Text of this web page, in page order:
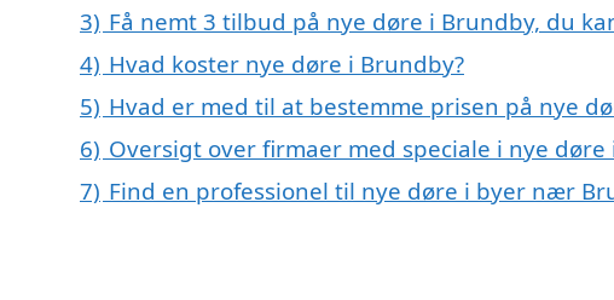
3) Få nemt 3 tilbud på nye døre i Brundby, du
4) Hvad koster nye døre i Brundby?
5) Hvad er med til at bestemme prisen på nye
6) Oversigt over firmaer med speciale i nye
7) Find en professionel til nye døre i byer nær